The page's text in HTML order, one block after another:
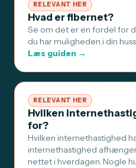
RELEVANT HER
Hvad er fibernet?
Se om det er en fordel for
du har muligheden i din
Læs guiden →
RELEVANT HER
Hvilken
for?
Hvilken internethastighed
internethastighed
nettet i hverdagen. Nogle